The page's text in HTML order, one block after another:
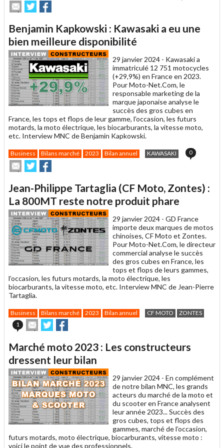
Envoyer
cet
à
un
ami
Partager
sur
sur
Benjamin Kapkowski : Kawasaki a eu une
bien meilleure disponibilité
29 janvier 2024 - Kawasaki a
immatriculé 12 751 motocycles
(+29,9%) en France en 2023.
Pour Moto-Net.Com, le
responsable marketing de la
marque japonaise analyse le
succès des gros cubes en
France, les tops et flops de leur gamme, l’occasion, les futurs
motards, la moto électrique, les biocarburants, la vitesse moto,
etc. Interview MNC de Benjamin Kapkowski.
Business Bilans marché 2023 Bilan annuel KAWASAKI 0
Envoyer
cet
à
un
ami
Partager
sur
sur
Jean-Philippe Tartaglia (CF Moto, Zontes) :
La 800MT reste notre produit phare
29 janvier 2024 - GD France
importe deux marques de motos
chinoises, CF Moto et Zontes.
Pour Moto-Net.Com, le directeur
commercial analyse le succès
des gros cubes en France, les
tops et flops de leurs gammes,
l’occasion, les futurs motards, la moto électrique, les
biocarburants, la vitesse moto, etc. Interview MNC de Jean-Pierre
Tartaglia.
Business Bilans marché 2023 Bilan annuel CF MOTO
ZONTES
1
Envoyer
cet
à
un
ami
Partager
sur sur
Marché moto 2023 : Les constructeurs
dressent leur bilan
29 janvier 2024 - En complément
de notre bilan MNC, les grands
acteurs du marché de la moto et
du scooter en France analysent
leur année 2023... Succès des
gros cubes, tops et flops des
gammes, marché de l’occasion,
futurs motards, moto électrique, biocarburants, vitesse moto :
voici le point de vue des professionnels.